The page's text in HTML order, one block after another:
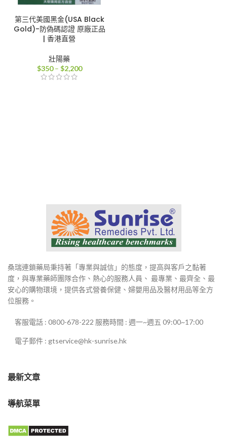
第三代美國黑金(USA Black
Gold)-防偽碼認證 原廠正品
| 香港直營
壯陽藥
$350 – $2,200價
桑瑞連鎖藥局秉持著「專業與誠信」的態度，提高與客戶之黏著
度，與專業藥師團隊合作、熱心的服務人員、 最專業、最齊全、最
安心的購物環境，提供各式營養保健、婦嬰用品及醫材用品等全方
位服務。
客服電話 : 0800-678-222 服務時間 : 週一~週五 09:00~17:00
電子郵件 : gtservice@hk-sunrise.hk
最新文章
導航菜單